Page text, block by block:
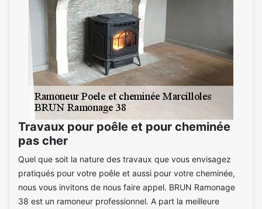
Travaux pour poêle et pour cheminée
pas cher
Quel que soit la nature des travaux que vous envisagez
pratiqués pour votre poêle et aussi pour votre cheminée,
nous vous invitons de nous faire appel. BRUN Ramonage
38 est un ramoneur professionnel. A part la meilleure